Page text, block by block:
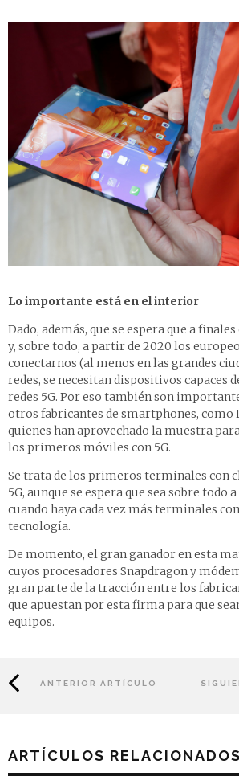
Lo importante está en el interior
Dado, además, que se espera que a
y, sobre todo, a partir de 2020 los
conectarnos (al menos en las grandes
redes, se necesitan dispositivos capaces
redes 5G. Por eso también son
otros fabricantes de smartphones, como
quienes han aprovechado la muestra
los primeros móviles con 5G.
Se trata de los primeros terminales con
5G, aunque se espera que sea sobre todo
cuando haya cada vez más terminales
tecnología.
De momento, el gran ganador en esta
cuyos procesadores Snapdragon y
gran parte de la tracción entre los
que apuestan por esta firma para que
equipos.
ANTERIOR ARTÍCULO
ARTÍCULOS RELACIONADOS